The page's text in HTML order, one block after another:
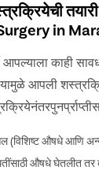
in
काही
आपली
(विशिष्ट औषधे आणि
औषधे घेतलीत तर